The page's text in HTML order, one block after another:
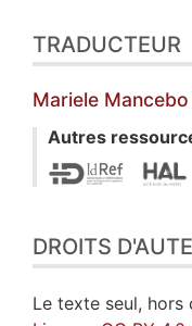
TRADUCTEUR
Mariele
Autres
DROITS
Le texte seul,